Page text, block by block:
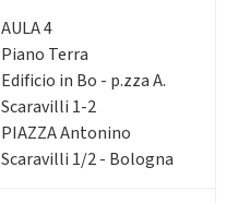
AULA 4
Piano Terra
Edificio in Bo - p.zza A.
Scaravilli 1-2
PIAZZA Antonino
Scaravilli 1/2 - Bologna